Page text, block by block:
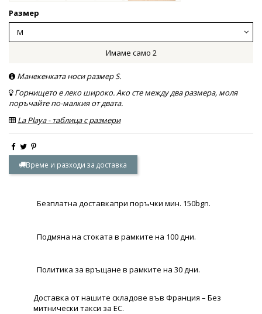
Размер
Имаме само 2
Манекенката носи размер S.
Горнището е леко широко. Ако сте между два размера, моля
поръчайте по-малкия от двата.
La Playa - таблица с размери
Време и разходи за доставка
Безплатна доставкапри поръчки мин. 150bgn.
Подмяна на стоката в рамките на 100 дни.
Политика за връщане в рамките на 30 дни.
Доставка от нашите складове във Франция – Без
митнически такси за ЕС.